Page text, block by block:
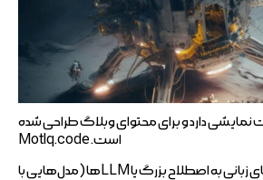
نمایشی دارد و برای محتوای وبلاگ طراحی شده
است.Motlq.code
پیشرفت سریع در مدل‌های زبانی به اصطلاح بزرگ یا LLMها (مدل‌هایی با